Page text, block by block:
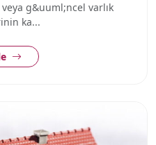
veya g&uuml;ncel varlık
ka...